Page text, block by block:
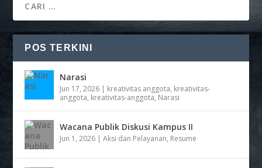
POS TERKINI
Narasi
Jun 17, 2026 | kreativitas anggota, kreativitas-
anggota, kreativitas-anggota, Narasi
Wacana Publik Diskusi Kampus II
Jun 1, 2026 |Aksi dan Pelayanan, Resume